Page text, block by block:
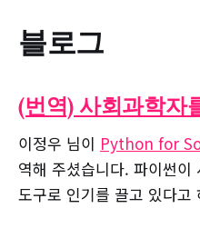
블로그
(번역) 사회과학자
이정우 님이 Python for
역해 주셨습니다. 파이썬이
도구로 인기를 끌고 있다고